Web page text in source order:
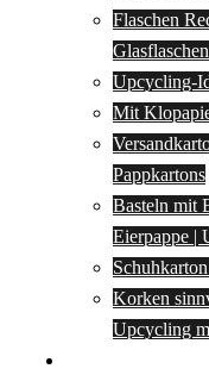
Flaschen
Glasflaschen
Upcycling-
Mit
Pappkartons
Basteln mit
Eierpappe |
Korken
Upcycling